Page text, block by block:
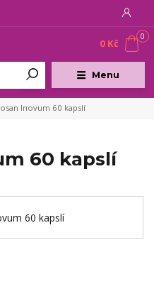
Menu
0
0 Kč
Inovum 60 kapslí
60 kapslí